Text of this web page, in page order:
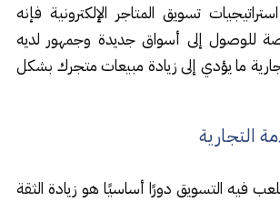
تسويق المتاجر الإلكترونية فإنه
للوصول إلى أسواق جديدة وجمهور لديه
ما يؤدي إلى زيادة مبيعات متجرك بشكل
التجارية
فيه التسويق دورًا أساسيًا هو زيادة الثقة